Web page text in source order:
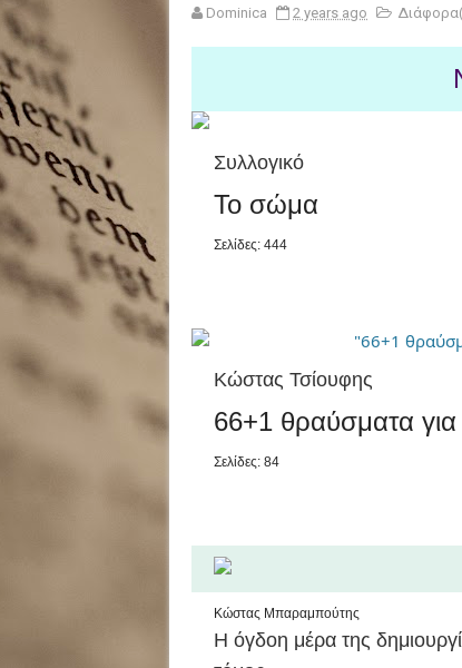
Dominica 2 years ago
Συλλογικό
Το σώμα
Σελίδες: 444
Κώστας Τσίουφης
66+1 θραύσματα για
Σελίδες: 84
Κώστας Μπαραμπούτης
Η όγδοη μέρα της